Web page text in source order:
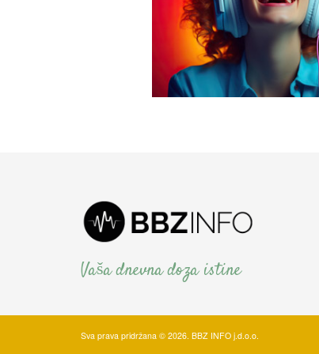
Vaša dnevna doza istine
Sva prava pridržana © 2026. BBZ INFO j.d.o.o.